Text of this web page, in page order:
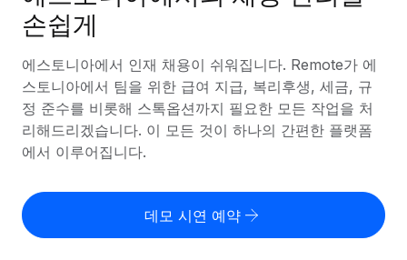
글로벌 고용
글로벌 급여
규정을 준수하며 급여 지급을 손쉽게 처리
기록상 고용주(EOR)
법인 설립 비용 없이 전 세계로 사업을 확장
솔루션
글로벌 서비스 제공
국가별 정보
국가별 글로벌 채용 지원 알아보기
미국 주별 정보
Remote와 다른 솔루션 비교
다른 업체들과 비교해보기
리소스
도구 및 계산기
오분류 리스크 평가 도구
국가별 총 인건비 계산
요금
한국어
English
손쉽게
에스토니아에서 인재 채용이 쉬워집니다. Remote가 에
스토니아에서 팀을 위한 급여 지급, 복리후생, 세금, 규
정 준수를 비롯해 스톡옵션까지 필요한 모든 작업을 처
리해드리겠습니다. 이 모든 것이 하나의 간편한 플랫폼
에서 이루어집니다.
데모 시연 예약